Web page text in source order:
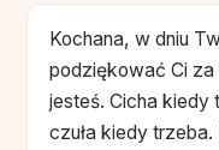
Kochana, w dniu
podziękować Ci
jesteś. Cicha kiedy
czuła kiedy